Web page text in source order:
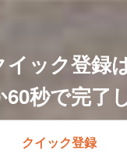
イック登録
秒で完了
クイック登録